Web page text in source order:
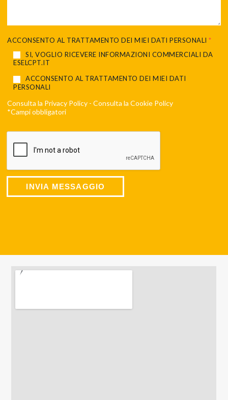
ACCONSENTO AL TRATTAMENTO DEI MIEI DATI PERSONALI*
SI, VOGLIO RICEVERE INFORMAZIONI COMMERCIALI DA
ESELCPT.IT
ACCONSENTO AL TRATTAMENTO DEI MIEI DATI
PERSONALI
Consulta la Privacy Policy - Consulta laCookie Policy
*Campi obbligatori
INVIA MESSAGGIO